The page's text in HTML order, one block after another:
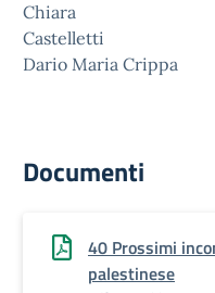
Chiara
Dario Maria Crippa
Documenti
40 Prossimi
palestinese